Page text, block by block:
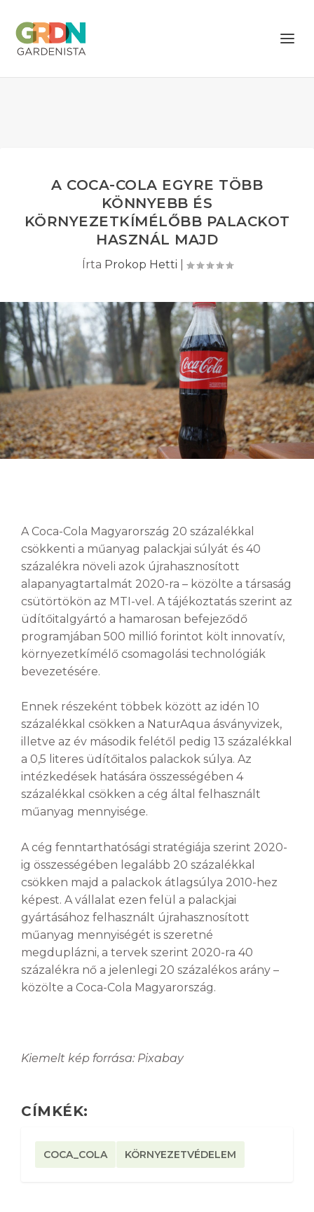
A COCA-COLA EGYRE TÖBB
KÖNNYEBB ÉS
KÖRNYEZETKÍMÉLŐBB PALACKOT
HASZNÁL MAJD
Írta Prokop Hetti
A Coca-Cola Magyarország 20 százalékkal
csökkenti a műanyag palackjai súlyát és 40
százalékra növeli azok újrahasznosított
alapanyagtartalmát 2020-ra – közölte a társaság
csütörtökön az MTI-vel. A tájékoztatás szerint az
üdítőitalgyártó a hamarosan befejeződő
programjában 500 millió forintot költ innovatív,
környezetkímélő csomagolási technológiák
bevezetésére.
Ennek részeként többek között az idén 10
százalékkal csökken a NaturAqua ásványvizek,
illetve az év második felétől pedig 13 százalékkal
a 0,5 literes üdítőitalos palackok súlya. Az
intézkedések hatására összességében 4
százalékkal csökken a cég által felhasznált
műanyag mennyisége.
A cég fenntarthatósági stratégiája szerint 2020-
ig összességében legalább 20 százalékkal
csökken majd a palackok átlagsúlya 2010-hez
képest. A vállalat ezen felül a palackjai
gyártásához felhasznált újrahasznosított
műanyag mennyiségét is szeretné
megduplázni, a tervek szerint 2020-ra 40
százalékra nő a jelenlegi 20 százalékos arány –
közölte a Coca-Cola Magyarország.
Kiemelt kép forrása: Pixabay
CÍMKÉK:
COCA_COLA KÖRNYEZETVÉDELEM